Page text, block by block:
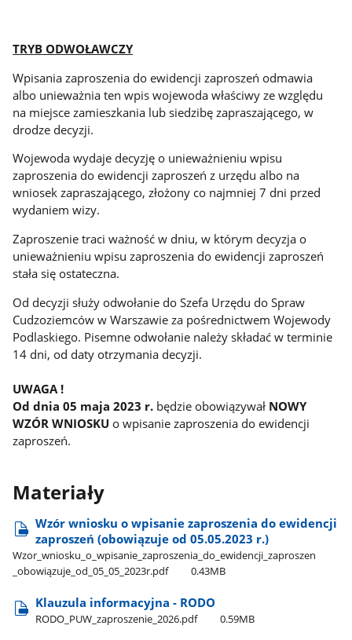
TRYB ODWOŁAWCZY
Wpisania zaproszenia do ewidencji zaproszeń odmawia
albo unieważnia ten wpis wojewoda właściwy ze względu
na miejsce zamieszkania lub siedzibę zapraszającego, w
drodze decyzji.
Wojewoda wydaje decyzję o unieważnieniu wpisu
zaproszenia do ewidencji zaproszeń z urzędu albo na
wniosek zapraszającego, złożony co najmniej 7 dni przed
wydaniem wizy.
Zaproszenie traci ważność w dniu, w którym decyzja o
unieważnieniu wpisu zaproszenia do ewidencji zaproszeń
stała się ostateczna.
Od decyzji służy odwołanie do Szefa Urzędu do Spraw
Cudzoziemców w Warszawie za pośrednictwem Wojewody
Podlaskiego. Pisemne odwołanie należy składać w terminie
14 dni, od daty otrzymania decyzji.
UWAGA !
Od dnia 05 maja 2023 r. będzie obowiązywał NOWY
WZÓR WNIOSKUo wpisanie zaproszenia do ewidencji
zaproszeń.
Materiały
Wzór wniosku o wpisanie zaproszenia do ewidencji
zaproszeń (obowiązuje od 05.05.2023 r.)
Wzor​_wniosku​_o​_wpisanie​_zaproszenia​_do​_ewidencji​_zaproszen​
_obowiązuje​_od​_05​_05​_2023r.pdf
0.43MB
Klauzula informacyjna - RODO
RODO​_PUW​_zaproszenie​_2026.pdf 0.59MB